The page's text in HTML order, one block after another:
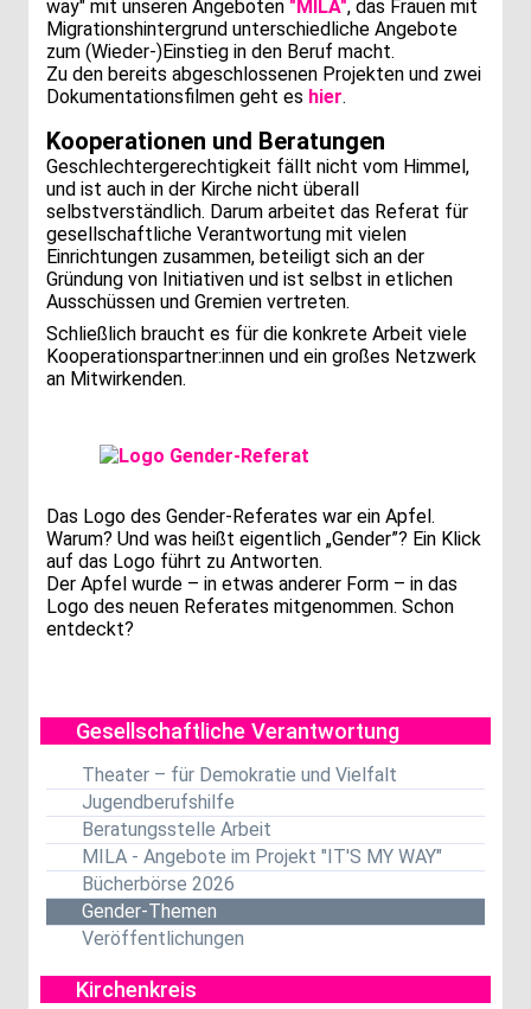
way" mit unseren Angeboten "MILA", das Frauen mit
Migrationshintergrund unterschiedliche Angebote
zum (Wieder-)Einstieg in den Beruf macht.
Zu den bereits abgeschlossenen Projekten und zwei
Dokumentationsfilmen geht es hier.
Kooperationen und Beratungen
Geschlechtergerechtigkeit fällt nicht vom Himmel,
und ist auch in der Kirche nicht überall
selbstverständlich. Darum arbeitet das Referat für
gesellschaftliche Verantwortung mit vielen
Einrichtungen zusammen, beteiligt sich an der
Gründung von Initiativen und ist selbst in etlichen
Ausschüssen und Gremien vertreten.
Schließlich braucht es für die konkrete Arbeit viele
Kooperationspartner:innen und ein großes Netzwerk
an Mitwirkenden.
Das Logo des Gender-Referates war ein Apfel.
Warum? Und was heißt eigentlich „Gender”? Ein Klick
auf das Logo führt zu Antworten.
Der Apfel wurde – in etwas anderer Form – in das
Logo des neuen Referates mitgenommen. Schon
entdeckt?
Gesellschaftliche Verantwortung
Theater – für Demokratie und Vielfalt
Jugendberufshilfe
Beratungsstelle Arbeit
MILA - Angebote im Projekt "IT'S MY WAY"
Bücherbörse 2026
Gender-Themen
Veröffentlichungen
Kirchenkreis